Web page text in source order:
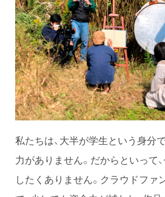
私たちは、大半が学生という身分
力がありません。だからといって
したくありません。クラウドファ